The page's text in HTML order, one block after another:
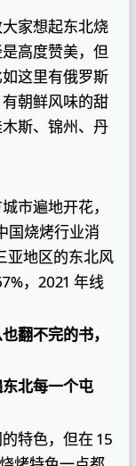
家想起东北烧
高度赞美，但
这里有俄罗斯
朝鲜风味的甜
斯、锦州、丹
市遍地开花，
国烧烤行业消
亚地区的东北风
，2021 年线
翻不完的书，
北每一个屯
特色，但在 15